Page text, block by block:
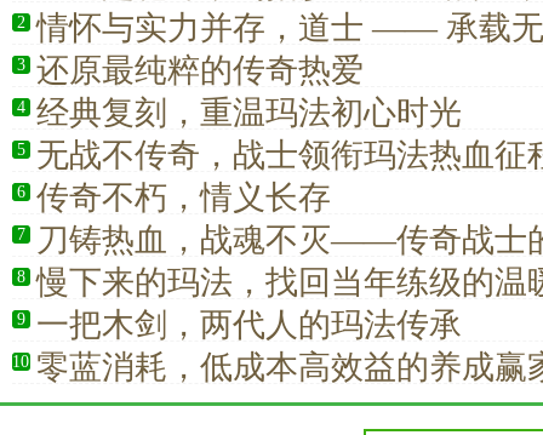
的绝对王者》
2 情怀与实力并存，道士 —— 承载
的青春记忆
3 还原最纯粹的传奇热爱
4 经典复刻，重温玛法初心时光
5 无战不传奇，战士领衔玛法热血征
6 传奇不朽，情义长存
7 刀铸热血，战魂不灭——传奇战士
8 慢下来的玛法，找回当年练级的温
9 一把木剑，两代人的玛法传承
10 零蓝消耗，低成本高效益的养成赢